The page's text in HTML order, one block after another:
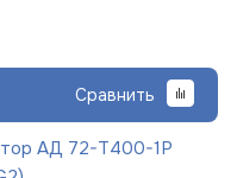
Сравнить
АД 72-Т400-1Р